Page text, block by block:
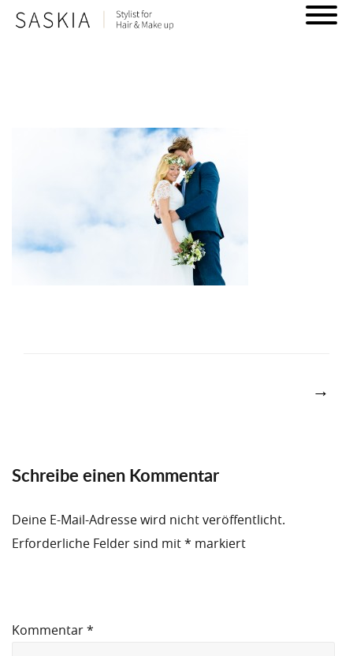
→
Schreibe einen Kommentar
Deine E-Mail-Adresse wird nicht veröffentlicht.
Erforderliche Felder sind mit* markiert
Kommentar*